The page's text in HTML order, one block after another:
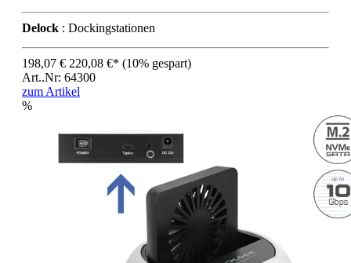
Delock : Dockingstationen
198,07 € 220,08 €* (10% gespart)
Art..Nr: 64300
zum Artikel
%